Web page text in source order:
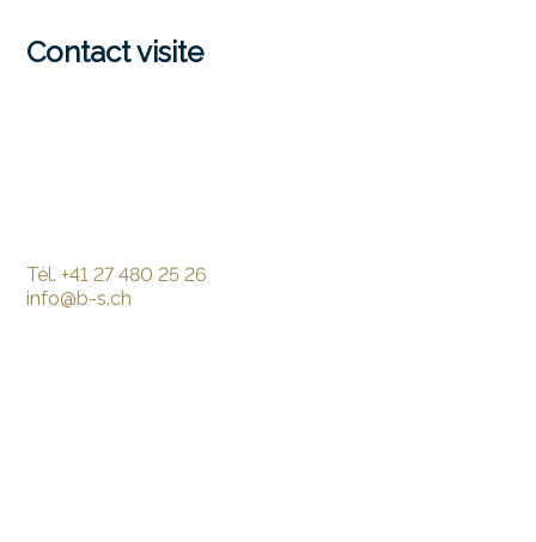
Contact visite
Tél. +41 27 480 25 26
info@b-s.ch